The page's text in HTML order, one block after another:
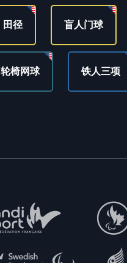
田径 盲人门球
轮椅网球 铁人三项